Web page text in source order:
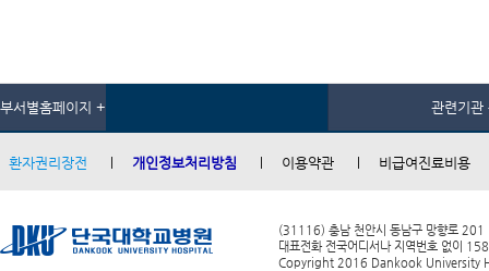
부서별홈페이지 + 관련기관
환자권리장전 개인정보처리방침 이용약관 비급여진료비용
(31116) 충남 천안시 동남구 망향로 201
대표전화 전국어디서나 지역번호 없이
Copyright 2016 Dankook University